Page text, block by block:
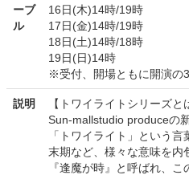
ーブ
ル
16日(木)14時/19時
17日(金)14時/19時
18日(土)14時/18時
19日(日)14時
※受付、開場ともに開演の
説明
【トワイライトシリーズと
Sun-mallstudio produceの
「トワイライト」という
末期など、様々な意味を内
『逢魔が時』と呼ばれ、